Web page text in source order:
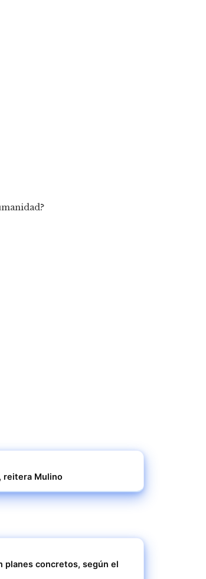
reitera Mulino
planes concretos, según el